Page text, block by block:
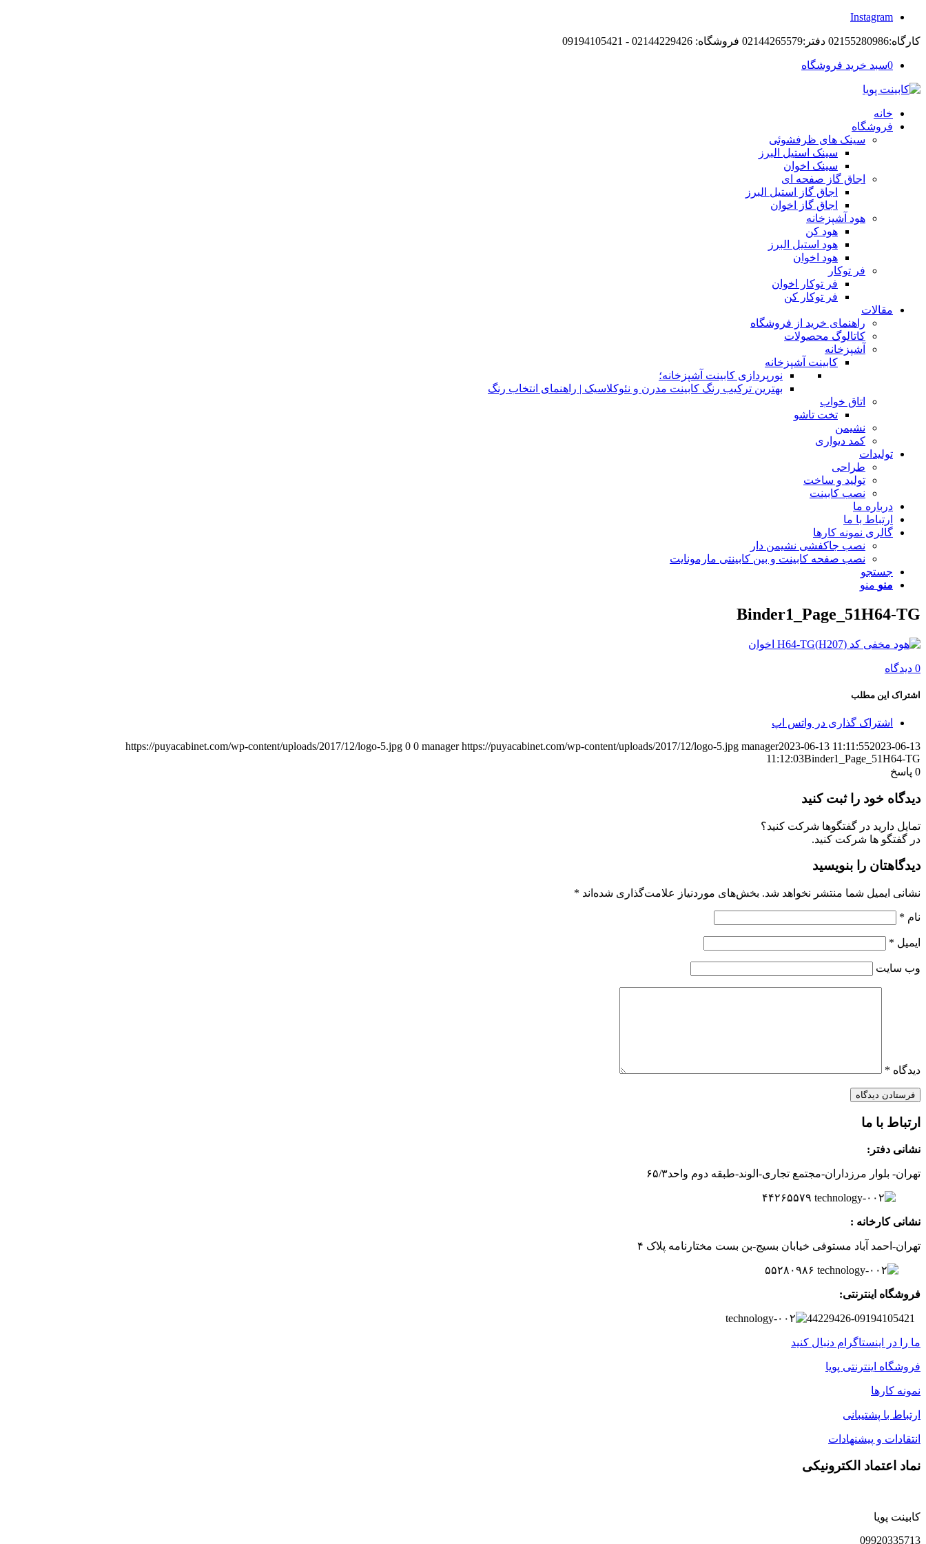
Instagram
کارگاه:02155280986 دفتر:02144265579 فروشگاه: 02144229426 - 09194105421
0سبد خرید فروشگاه
خانه
فروشگاه
سینک های ظرفشوئی
سینک استیل البرز
سینک اخوان
اجاق گاز صفحه ای
اجاق گاز استیل البرز
اجاق گاز اخوان
هود آشپزخانه
هود کن
هود استیل البرز
هود اخوان
فر توکار
فر توکار اخوان
فر توکار کن
مقالات
راهنمای خرید از فروشگاه
کاتالوگ محصولات
آشپزخانه
کابینت آشپزخانه
نورپردازی کابینت آشپزخانه؛
بهترین ترکیب رنگ کابینت مدرن و نئوکلاسیک | راهنمای انتخاب رنگ
اتاق خواب
تخت تاشو
نشیمن
کمد دیواری
تولیدات
طراحی
تولید و ساخت
نصب کابینت
درباره ما
ارتباط با ما
گالری نمونه کارها
نصب جاکفشی نشیمن دار
نصب صفحه کابینت و بین کابینتی مارمونایت
جستجو
منو منو
Binder1_Page_51H64-TG
0 دیدگاه
اشتراک این مطلب
اشتراک گذاری در واتس اپ
https://puyacabinet.com/wp-content/uploads/2017/12/logo-5.jpg 0 0 manager https://puyacabinet.com/wp-content/uploads/2017/12/logo-5.jpg manager2023-06-13 11:11:552023-06-13
11:12:03Binder1_Page_51H64-TG
0 پاسخ
دیدگاه خود را ثبت کنید
تمایل دارید در گفتگوها شرکت کنید؟
در گفتگو ها شرکت کنید.
دیدگاهتان را بنویسید
نشانی ایمیل شما منتشر نخواهد شد. بخش‌های موردنیاز علامت‌گذاری شده‌اند *
نام *
ایمیل *
وب‌ سایت
دیدگاه *
ارتباط با ما
نشانی دفتر:
تهران- بلوار مرزداران-مجتمع تجاری-الوند-طبقه دوم واحد۶ ۵/۳
۲۶۵۵۷۹
نشانی کارخانه :
تهران- احمد آباد مستوفی خیابان بسیج-بن بست مختارنامه پلاک ۴
فروشگاه اینترنتی:
44229426-09194105421
ما را در اینستاگرام دنبال کنید
فروشگاه اینترنتی پویا
نمونه کارها
ارتباط با پشتیبانی
انتقادات و پیشنهادات
نماد اعتماد الکترونیکی
کابینت پویا
09920335713